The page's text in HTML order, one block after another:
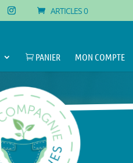
ARTICLES 0
 PANIER MON COMPTE